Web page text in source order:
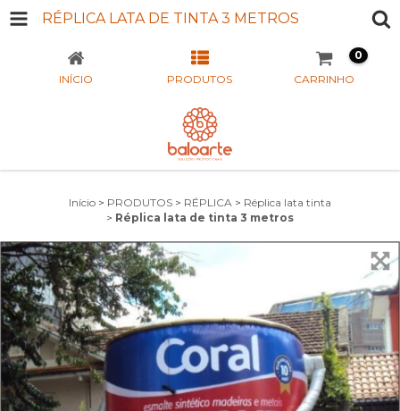
RÉPLICA LATA DE TINTA 3 METROS
INÍCIO PRODUTOS CARRINHO
0
Início > PRODUTOS > RÉPLICA > Réplica lata tinta
> Réplica lata de tinta 3 metros